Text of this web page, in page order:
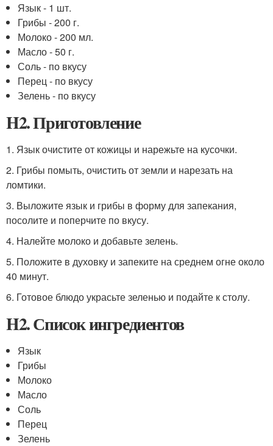
Язык - 1 шт.
Грибы - 200 г.
Молоко - 200 мл.
Масло - 50 г.
Соль - по вкусу
Перец - по вкусу
Зелень - по вкусу
H2. Приготовление
1. Язык очистите от кожицы и нарежьте на кусочки.
2. Грибы помыть, очистить от земли и нарезать на
ломтики.
3. Выложите язык и грибы в форму для запекания,
посолите и поперчите по вкусу.
4. Налейте молоко и добавьте зелень.
5. Положите в духовку и запеките на среднем огне около
40 минут.
6. Готовое блюдо украсьте зеленью и подайте к столу.
H2. Список ингредиентов
Язык
Грибы
Молоко
Масло
Соль
Перец
Зелень